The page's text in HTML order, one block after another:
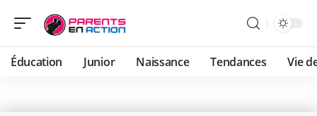
Éducation Junior Naissance Tendances Vie